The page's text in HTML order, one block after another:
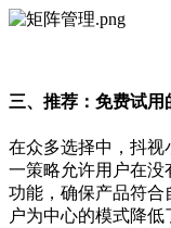
三、推荐：免费试
在众多选择中，抖视
一策略允许用户在没
功能，确保产品符合
户为中心的模式降